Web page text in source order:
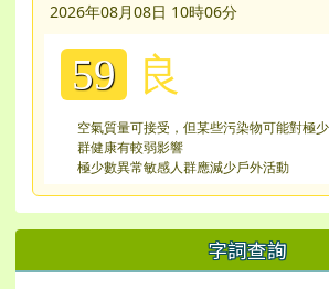
2026年08月08日 10時06分
59 良
空氣質量可接受，但某些污染物可能對極
群健康有較弱影響
極少數異常敏感人群應減少戶外活動
字詞查詢